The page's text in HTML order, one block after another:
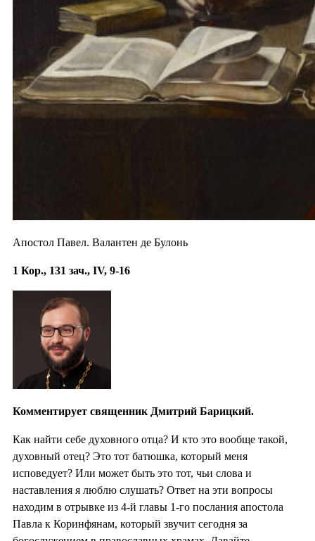
Апостол Павел. Валантен де Булонь
1 Кор., 131 зач., IV, 9-16
Комментирует священник Дмитрий Барицкий.
Как найти себе духовного отца? И кто это вообще такой,
духовный отец? Это тот батюшка, который меня
исповедует? Или может быть это тот, чьи слова и
наставления я люблю слушать? Ответ на эти вопросы
находим в отрывке из 4-й главы 1-го послания апостола
Павла к Коринфянам, который звучит сегодня за